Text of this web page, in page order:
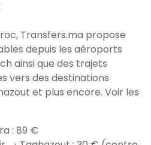
Transfers.ma propose
depuis les aéroports
ainsi que des trajets
vers des destinations
et plus encore. Voir les
: 89 €